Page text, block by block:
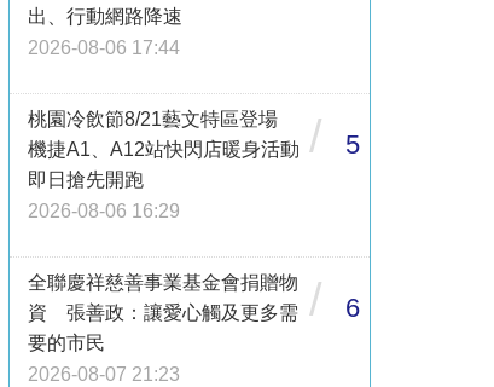
出、行動網路降速
2026-08-06 17:44
桃園冷飲節8/21藝文特區登場
機捷A1、A12站快閃店暖身活動
即日搶先開跑
2026-08-06 16:29
/ 5
全聯慶祥慈善事業基金會捐贈物
資 張善政：讓愛心觸及更多需
要的市民
2026-08-07 21:23
/ 6